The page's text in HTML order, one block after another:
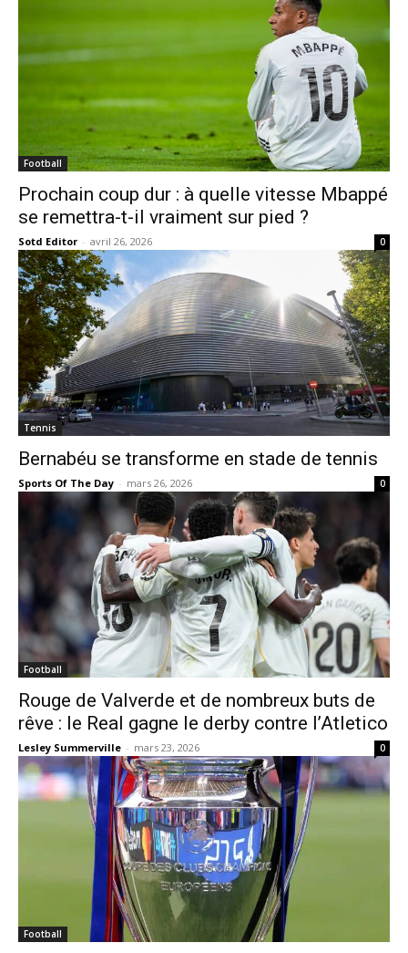
Football
Prochain coup dur : à quelle vitesse Mbappé
se remettra-t-il vraiment sur pied ?
Sotd Editor - avril 26, 2026 0
Tennis
Bernabéu se transforme en stade de tennis
Sports Of The Day - mars 26, 2026 0
Football
Rouge de Valverde et de nombreux buts de
rêve : le Real gagne le derby contre l’Atletico
Lesley Summerville - mars 23, 2026 0
Football